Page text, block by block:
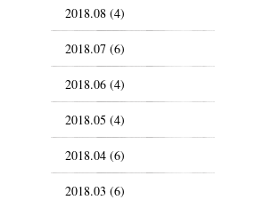
2018.08 (4)
2018.07 (6)
2018.06 (4)
2018.05 (4)
2018.04 (6)
2018.03 (6)